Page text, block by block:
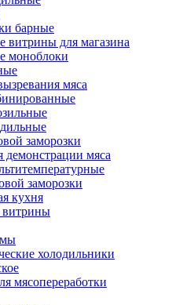
барные
витрины для магазина
моноблоки
мяса
заморозки
мяса
заморозки
кухня
холодильники
мясопереработки